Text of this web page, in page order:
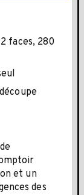
faces, 280
et un
des